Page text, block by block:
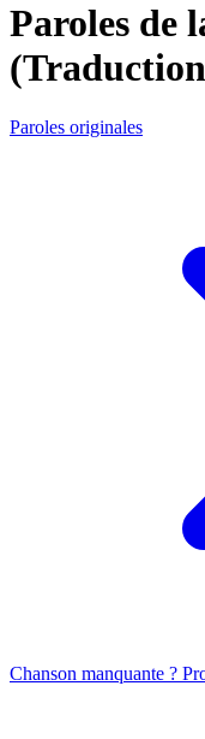
Paroles de
Paroles originales
Chanson manquante ?